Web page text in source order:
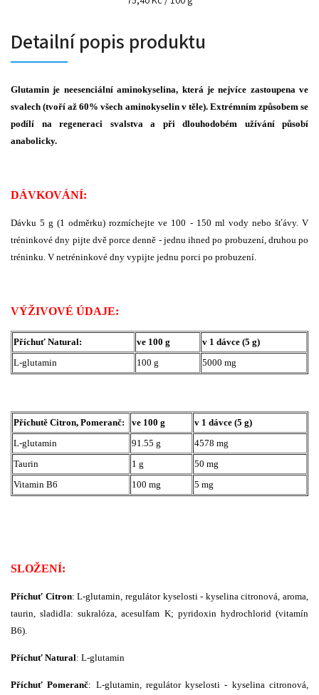
Detailní popis produktu
Glutamin je neesenciální aminokyselina, která je nejvíce zastoupena ve
svalech (tvoří až 60% všech aminokyselin v těle). Extrémním způsobem se
podílí na regeneraci svalstva a při dlouhodobém užívání působí
anabolicky.
DÁVKOVÁNÍ:
Dávku 5 g (1 odměrku) rozmíchejte ve 100 - 150 ml vody nebo šťávy. V
tréninkové dny pijte dvě porce denně - jednu ihned po probuzení, druhou po
tréninku. V netréninkové dny vypijte jednu porci po probuzení.
VÝŽIVOVÉ ÚDAJE:
Příchuť Natural: ve 100 g
v 1 dávce (5 g)
L-glutamin
100 g 5000 mg
Příchutě Citron, Pomeranč: ve 100 g
v 1 dávce (5 g)
L-glutamin
91.55 g
4578 mg
Taurin
1 g
50 mg
Vitamin B6
100 mg 5 mg
SLOŽENÍ:
Příchuť Citron:L-glutamin, regulátor kyselosti - kyselina citronová, aroma,
taurin, sladidla: sukralóza, acesulfam K; pyridoxin hydrochlorid (vitamín
B6).
Příchuť Natural: L-glutamin
Příchuť Pomeranč: L-glutamin, regulátor kyselosti - kyselina citronová,